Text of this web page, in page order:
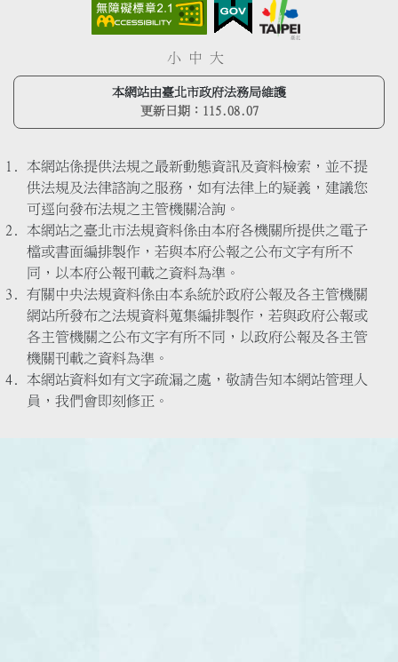
小 中 大
本網站由臺北市政府法務局維護
更新日期： 115.08.07
本網站係提供法規之最新動態資訊及資料檢索，並不提
供法規及法律諮詢之服務，如有法律上的疑義，建議您
可逕向發布法規之主管機關洽詢。
本網站之臺北市法規資料係由本府各機關所提供之電子
檔或書面編排製作，若與本府公報之公布文字有所不
同，以本府公報刊載之資料為準。
有關中央法規資料係由本系統於政府公報及各主管機關
網站所發布之法規資料蒐集編排製作，若與政府公報或
各主管機關之公布文字有所不同，以政府公報及各主管
機關刊載之資料為準。
本網站資料如有文字疏漏之處，敬請告知本網站管理人
員，我們會即刻修正。